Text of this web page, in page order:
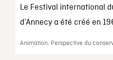
Le Festival international
d’Annecy a été créé en
Animation, Perspective du